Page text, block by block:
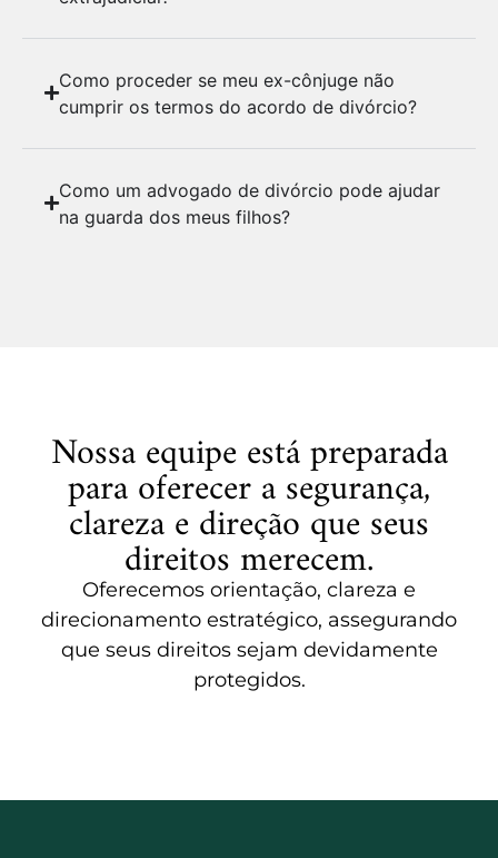
Como proceder se meu ex-cônjuge não
cumprir os termos do acordo de divórcio?
Como um advogado de divórcio pode ajudar
na guarda dos meus filhos?
Nossa equipe está preparada
para oferecer a segurança,
clareza e direção que seus
direitos merecem.
Oferecemos orientação, clareza e
direcionamento estratégico, assegurando
que seus direitos sejam devidamente
protegidos.